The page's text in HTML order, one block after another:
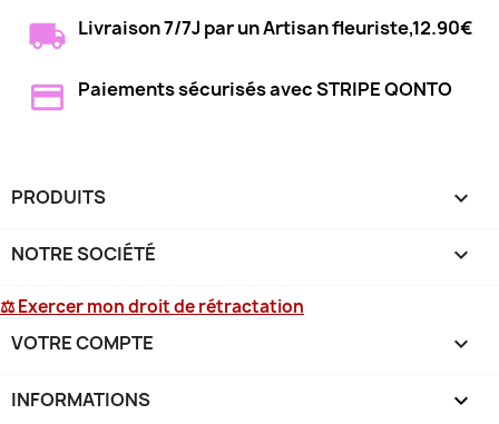
Livraison 7/7J par un Artisan fleuriste,12.90€
Paiements sécurisés avec STRIPE QONTO
PRODUITS 
NOTRE SOCIÉTÉ 
⚖ Exercer mon droit de rétractation
VOTRE COMPTE 
INFORMATIONS keyboard_arrow_down